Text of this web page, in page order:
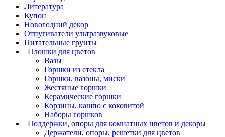
Литература
Купон
Новогодний декор
Отпугиватели ультразвуковые
Питательные грунты
Плошки для цветов
Вазы
Горшки из стекла
Горшки, вазоны, миски
Жестяные горшки
Керамические горшки
Корзины, кашпо с коковитой
Наборы горшков
Поддержки, опоры для комнатных цветов и декоры
Держатели, опоры, решетки для цветов